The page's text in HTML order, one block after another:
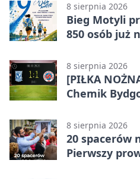
8 sierpnia 2026
Bieg Motyli
850 osób już
8 sierpnia 2026
[PIŁKA
Chemik
Wronkach
8 sierpnia 2026
20 spacerów
Pierwszy